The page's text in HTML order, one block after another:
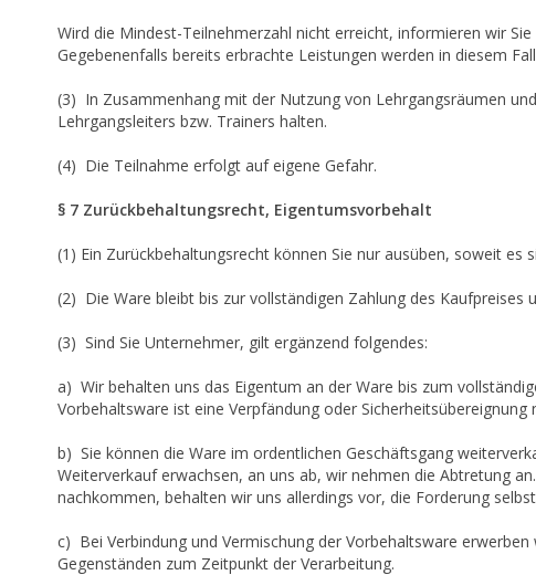
Wird die Mindest-Teilnehmerzahl nicht erreicht, informieren wir
Gegebenenfalls bereits erbrachte Leistungen werden in diesem
(3) In Zusammenhang mit der Nutzung von Lehrgangsräumen
Lehrgangsleiters bzw. Trainers halten.
(4) Die Teilnahme erfolgt auf eigene Gefahr.
§ 7 Zurückbehaltungsrecht, Eigentumsvorbehalt
(1) Ein Zurückbehaltungsrecht können Sie nur ausüben, soweit
(2) Die Ware bleibt bis zur vollständigen Zahlung des Kaufpreises
(3) Sind Sie Unternehmer, gilt ergänzend folgendes:
a) Wir behalten uns das Eigentum an der Ware bis zum
Vorbehaltsware ist eine Verpfändung oder Sicherheitsübereignung
b) Sie können die Ware im ordentlichen Geschäftsgang
Weiterverkauf erwachsen, an uns ab, wir nehmen die Abtretung
nachkommen, behalten wir uns allerdings vor, die Forderung
c) Bei Verbindung und Vermischung der Vorbehaltsware
Gegenständen zum Zeitpunkt der Verarbeitung.